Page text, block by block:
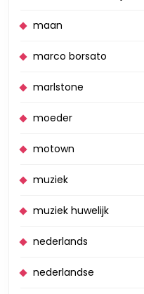
maan
marco borsato
marlstone
moeder
motown
muziek
muziek huwelijk
nederlands
nederlandse